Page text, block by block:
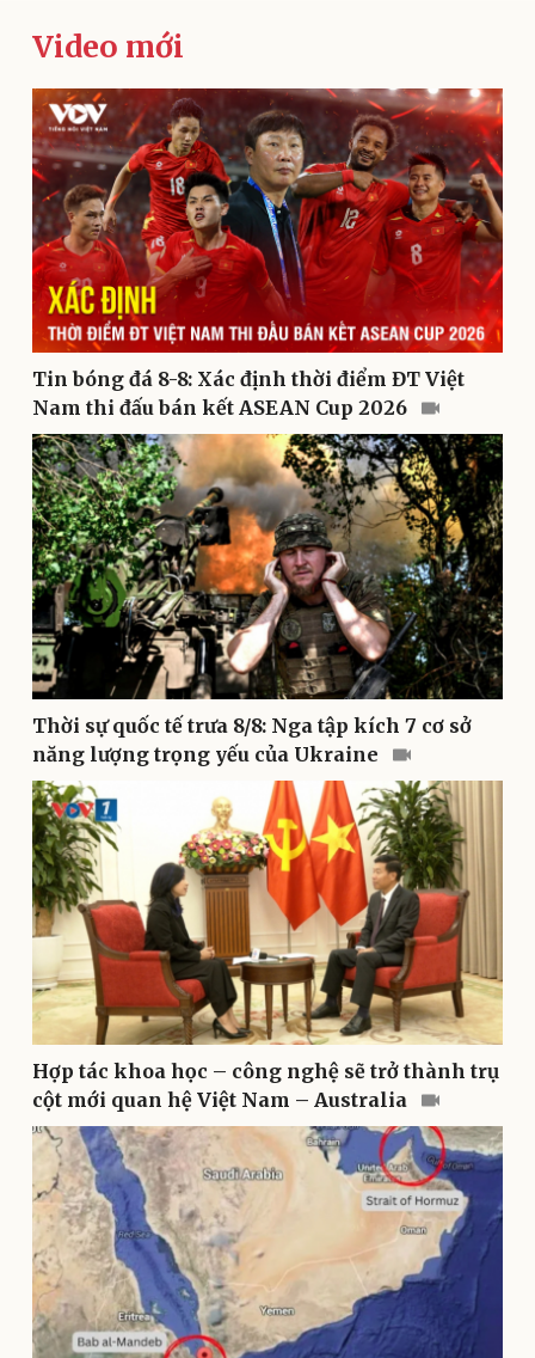
Thể thao
Bóng đá
Lịch thi đấu bóng đá
Thế giới thể thao
Hậu trường
Ô tô - Xe máy
Ô tô
Xe máy
Tư vấn
Doanh nghiệp
Thông tin doanh nghiệp
Doanh nghiệp 24h
Doanh nhân
Vì cộng đồng
Công nghệ
Sành điệu
Tin Công nghệ
Trải nghiệm
Chuyển đổi số
Video mới
Tin bóng đá 8-8: Xác định thời điểm ĐT Việt
Nam thi đấu bán kết ASEAN Cup 2026
Thời sự quốc tế trưa 8/8: Nga tập kích 7 cơ sở
năng lượng trọng yếu của Ukraine
Hợp tác khoa học – công nghệ sẽ trở thành trụ
cột mới quan hệ Việt Nam – Australia